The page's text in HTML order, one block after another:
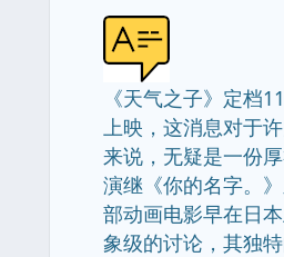
《天气之子》定档
上映，这消息对于
来说，无疑是一份
演继《你的名字。
部动画电影早在日
象级的讨论，其独